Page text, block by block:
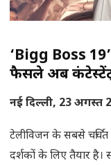
‘Bigg Boss 19’
फैसले अब
नई दिल्ली, 23 अगस्त
टेलीविजन के सबसे
दर्शकों के लिए तैयार है।